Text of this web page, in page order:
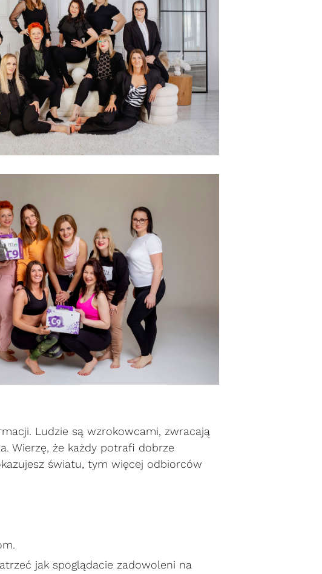
Ludzie są wzrokowcami, zwracają
Wierzę, że każdy potrafi dobrze
światu, tym więcej odbiorców
jak spoglądacie zadowoleni na